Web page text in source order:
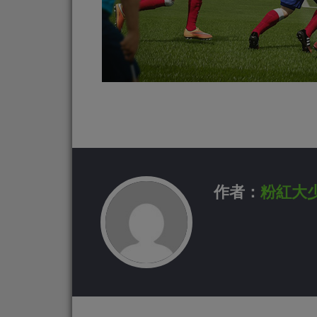
作者： 粉紅大